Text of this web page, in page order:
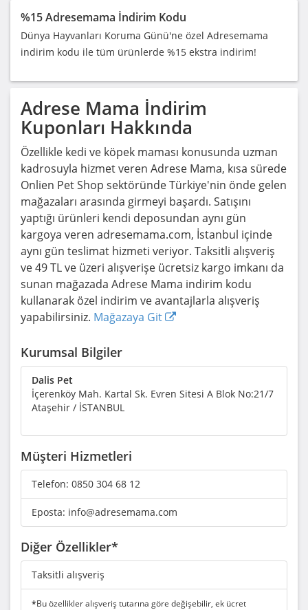
%15 Adresemama İndirim Kodu
Dünya Hayvanları Koruma Günü'ne özel Adresemama
indirim kodu ile tüm ürünlerde %15 ekstra indirim!
Adrese Mama İndirim
Kuponları Hakkında
Özellikle kedi ve köpek maması konusunda uzman
kadrosuyla hizmet veren Adrese Mama, kısa sürede
Onlien Pet Shop sektöründe Türkiye'nin önde gelen
mağazaları arasında girmeyi başardı. Satışını
yaptığı ürünleri kendi deposundan aynı gün
kargoya veren adresemama.com, İstanbul içinde
aynı gün teslimat hizmeti veriyor. Taksitli alışveriş
ve 49 TL ve üzeri alışverişe ücretsiz kargo imkanı da
sunan mağazada Adrese Mama indirim kodu
kullanarak özel indirim ve avantajlarla alışveriş
yapabilirsiniz. Mağazaya Git
Kurumsal Bilgiler
Dalis Pet
İçerenköy Mah. Kartal Sk. Evren Sitesi A Blok No:21/7
Ataşehir / İSTANBUL
Müşteri Hizmetleri
Telefon: 0850 304 68 12
Eposta: info@adresemama.com
Diğer Özellikler*
Taksitli alışveriş
*Bu özellikler alışveriş tutarına göre değişebilir, ek ücret